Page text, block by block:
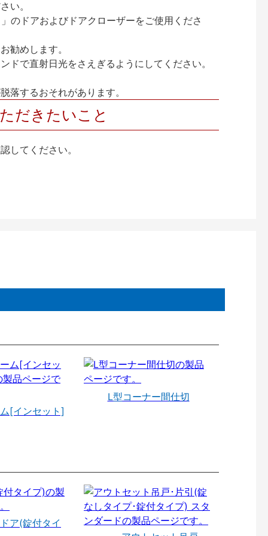
い。
のドアおよびドアクローザーをご使用くださ
勧めします。
で直射日光をさえぎるようにしてください。
するおそれがあります。
だきたいこと
してください。
[インセット]
L型コーナー間仕切
ア(錠付タイ